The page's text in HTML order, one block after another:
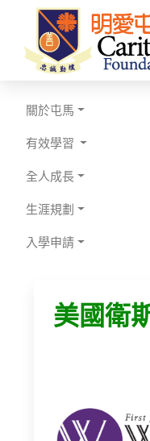
關於屯馬
有效學習
全人成長
生涯規劃
入學申請
美國衛